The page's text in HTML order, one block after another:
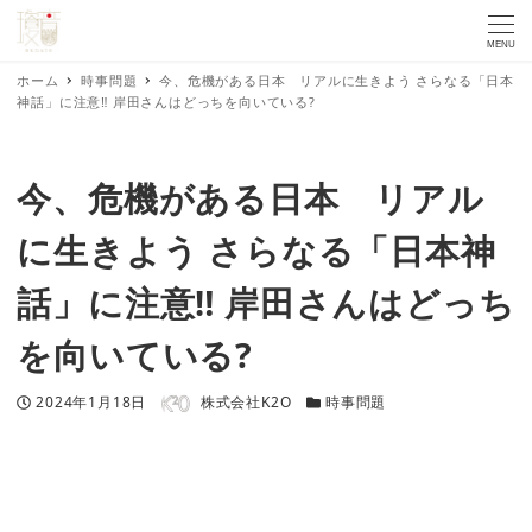
MENU
ホーム 時事問題
今、危機がある日本 リアルに生きよう さらなる「日本
神話」に注意‼ 岸田さんはどっちを向いている?
今、危機がある日本 リアル
に生きよう さらなる「日本神
話」に注意‼ 岸田さんはどっち
を向いている?
投稿日
2024年1月18日 著者 株式会社K2O カテゴリー
時事問題